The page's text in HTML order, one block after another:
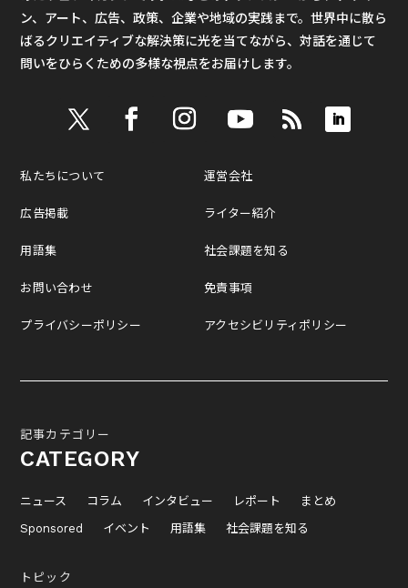
ン、アート、広告、政策、企業や地域の実践まで。世界中に散ら
ばるクリエイティブな解決策に光を当てながら、対話を通じて
問いをひらくための多様な視点をお届けします。
私たちについて
広告掲載
用語集
お問い合わせ
プライバシーポリシー
運営会社
ライター紹介
社会課題を知る
免責事項
アクセシビリティポリシー
記事カテゴリー
CATEGORY
ニュース コラム インタビュー レポート
まとめ
Sponsored
イベント 用語集 社会課題を知る
トピック